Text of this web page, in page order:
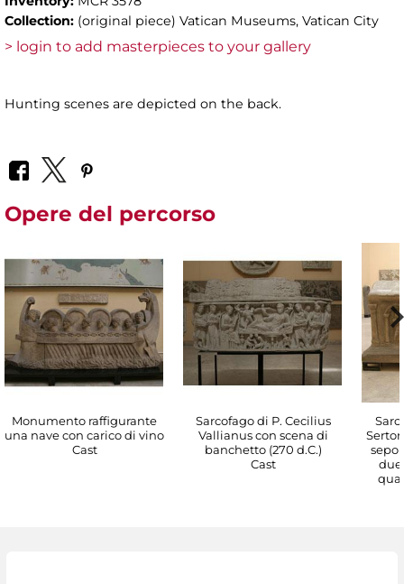
Collection: (original piece) Vatican Museums, Vatican City
> login to add masterpieces to your gallery
Hunting scenes are depicted on the back.
Opere del percorso
Monumento raffigurante
una nave con carico di vino
Cast
Sarcofago di P. Cecilius
Vallianus con scena di
banchetto (270 d.C.)
Cast
due